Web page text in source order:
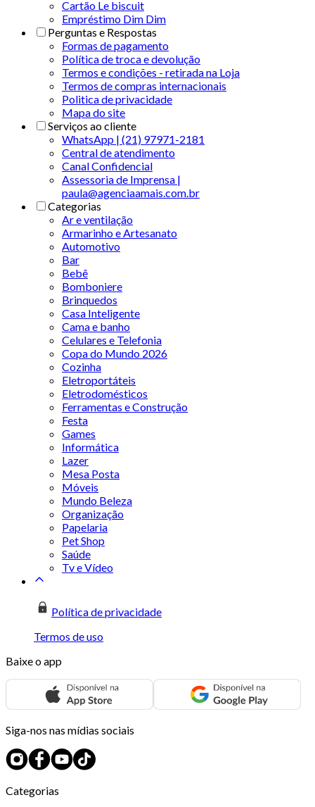
Cartão Le biscuit
Empréstimo Dim Dim
Perguntas e Respostas
Formas de pagamento
Política de troca e devolução
Termos e condições - retirada na Loja
Termos de compras internacionais
Politica de privacidade
Mapa do site
Serviços ao cliente
WhatsApp | (21) 97971-2181
Central de atendimento
Canal Confidencial
Assessoria de Imprensa |
paula@agenciaamais.com.br
Categorias
Ar e ventilação
Armarinho e Artesanato
Automotivo
Bar
Bebê
Bomboniere
Brinquedos
Casa Inteligente
Cama e banho
Celulares e Telefonia
Copa do Mundo 2026
Cozinha
Eletroportáteis
Eletrodomésticos
Ferramentas e Construção
Festa
Games
Informática
Lazer
Mesa Posta
Móveis
Mundo Beleza
Organização
Papelaria
Pet Shop
Saúde
Tv e Vídeo
Política de privacidade
Termos de uso
Baixe o app
Siga-nos nas mídias sociais
Categorias